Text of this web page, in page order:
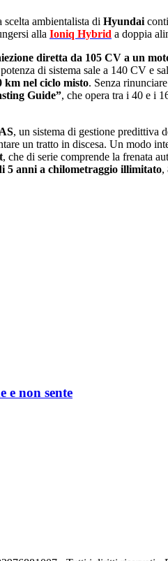
ambientalista di Hyundai
alla Ioniq Hybrid a doppia
diretta da 105 CV a un
di sistema sale a 140 CV e
km nel ciclo misto. Senza
Guide”, che opera tra i 40 e i
, un sistema di gestione predittiva
un tratto in discesa. Un modo
, che di serie comprende la frenata
5 anni a chilometraggio illimitato,
e non sente